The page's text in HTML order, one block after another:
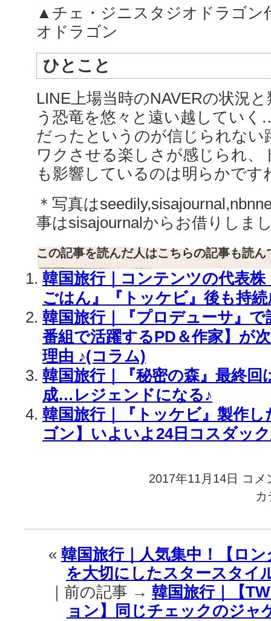
▲チェ・ジニスタジオドラゴン
オドラゴン
ひとこと
LINE上場当時のNAVERの状況
う恐竜を悠々と遠い越してい
だったというのが信じられない
ワクさせる楽しさが感じられ、
も影響しているのは明らかです
＊写真は
事はsisajournalからお借りしま
この記事を読んだ人はこちらの記事も読ん
韓国旅行｜コンテンツの代表
ごはん』『トッケビ』後も持
韓国旅行｜『プロデューサ』で
番組で活躍するPD＆作家】が
理由 ♪(コラム)
韓国旅行｜『秘密の森』最終回
成…レジェンドになる♪
韓国旅行｜『トッケビ』製作
ゴン】いよいよ24日コスダッ
2017年11月14日
韓
｜
ッ
ビ』
の
よ
コメ
« 韓国旅行｜人気集中！【ロ
を大切にしたスタースタイ
｜前の記事 → 韓国旅行｜【
ョン】同じチェックのジャ